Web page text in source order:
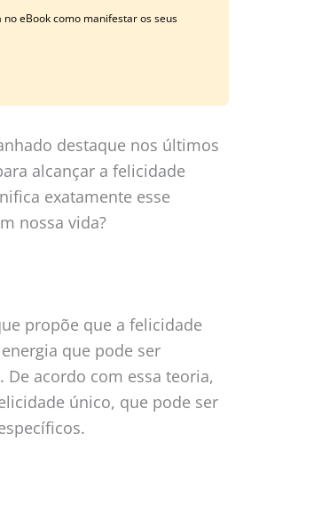
eBook como manifestar os seus
destaque nos últimos
alcançar a felicidade
exatamente esse
nossa vida?
propõe que a felicidade
que pode ser
acordo com essa teoria,
único, que pode ser